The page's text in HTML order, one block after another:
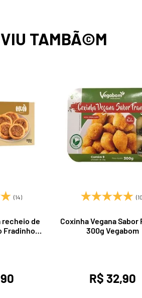
VIU TAMBÃ©M
(14)
recheio de
Fradinho
Coxinha Vegana Sabor
300g Vegabom
R$ 32,90